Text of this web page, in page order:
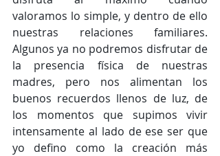
valoramos lo simple, y dentro de ello
nuestras relaciones familiares.
Algunos ya no podremos disfrutar de
la presencia física de nuestras
madres, pero nos alimentan los
buenos recuerdos llenos de luz, de
los momentos que supimos vivir
intensamente al lado de ese ser que
yo defino como la creación más